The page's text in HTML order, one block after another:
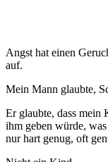
Angst hat einen
auf.
Mein Mann glaubte,
Er glaubte, dass mein
ihm geben würde,
nur hart genug, oft